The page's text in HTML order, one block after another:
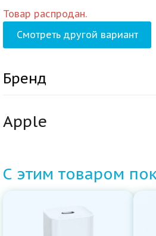
Товар распродан.
Смотреть другой вариант
Бренд
Apple
С этим товаром